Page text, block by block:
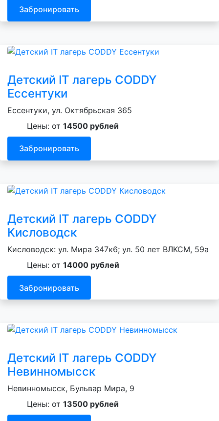
Забронировать
Детский IT лагерь CODDY
Ессентуки
Ессентуки, ул. Октябрьская 365
Цены: от 14500 рублей
Забронировать
Детский IT лагерь CODDY
Кисловодск
Кисловодск: ул. Мира 347к6; ул. 50 лет ВЛКСМ, 59а
Цены: от 14000 рублей
Забронировать
Детский IT лагерь CODDY
Невинномысск
Невинномысск, Бульвар Мира, 9
Цены: от 13500 рублей